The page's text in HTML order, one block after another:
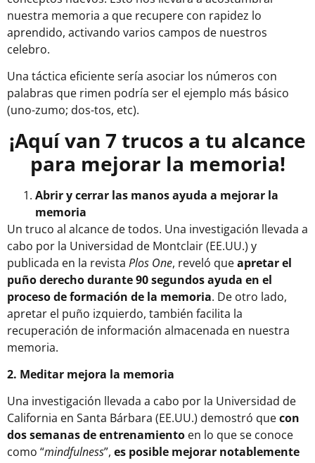
nuestra memoria a que recupere con rapidez lo
aprendido, activando varios campos de nuestros
celebro.
Una táctica eficiente sería asociar los números con
palabras que rimen podría ser el ejemplo más básico
(uno-zumo; dos-tos, etc).
¡Aquí van 7 trucos a tu alcance
para mejorar la memoria!
Abrir y cerrar las manos ayuda a mejorar la
memoria
Un truco al alcance de todos. Una investigación llevada a
cabo por la Universidad de Montclair (EE.UU.) y
publicada en la revista Plos One, reveló queapretar el
puño derecho durante 90 segundos ayuda en el
proceso de formación de la memoria. De otro lado,
apretar el puño izquierdo, también facilita la
recuperación de información almacenada en nuestra
memoria.
2. Meditar mejora la memoria
Una investigación llevada a cabo por la Universidad de
California en Santa Bárbara (EE.UU.) demostró quecon
dos semanas de entrenamiento en lo que se conoce
como “mindfulness”, es posible mejorar notablemente